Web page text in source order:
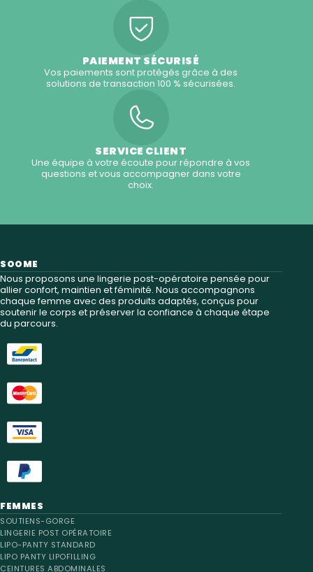
PAIEMENT SÉCURISÉ
Vos paiements sont protégés grâce à des
solutions de transaction 100 % sécurisées.
SERVICE CLIENT
Une équipe à votre écoute pour répondre à vos
questions et vous accompagner dans votre
choix.
FEMMES
SOUTIENS-GORGE
LINGERIE POST OPÉRATOIRE
LIPO-PANTY STANDARD
LIPO PANTY LIPOFILLING
CEINTURES ABDOMINALES
SOOME
Nous proposons une lingerie post-opératoire pensée pour
allier confort, maintien et féminité. Nous accompagnons
chaque femme avec des produits adaptés, conçus pour
soutenir le corps et préserver la confiance à chaque étape
du parcours.